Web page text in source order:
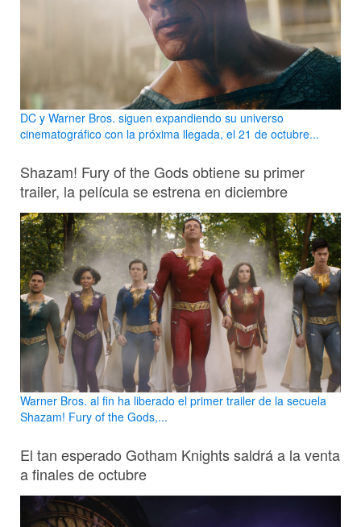
DC y Warner Bros. siguen expandiendo su universo
cinematográfico con la próxima llegada, el 21 de octubre...
Shazam! Fury of the Gods obtiene su primer
trailer, la película se estrena en diciembre
Warner Bros. al fin ha liberado el primer trailer de la secuela
Shazam! Fury of the Gods,...
El tan esperado Gotham Knights saldrá a la venta
a finales de octubre